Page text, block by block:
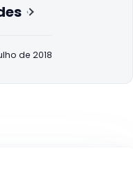
de 2018